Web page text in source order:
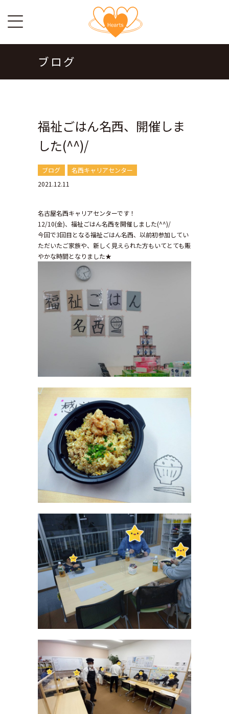
ブログ
福祉ごはん名西、開催しま
した(^^)/
ブログ
名西キャリアセンター
2021.12.11
名古屋名西キャリアセンターです！
12/10(金)、福祉ごはん名西を開催しました(^^)/
今回で3回目となる福祉ごはん名西、以前初参加してい
ただいたご家族や、新しく見えられた方もいてとても賑
やかな時間となりました★